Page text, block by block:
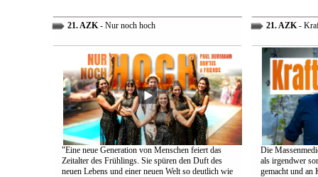
21. AZK- Nur noch hoch
"Eine neue Generation von Menschen feiert das
Zeitalter des Frühlings. Sie spüren den Duft des
neuen Lebens und einer neuen Welt so deutlich wie
21. AZK-
Die
als irgendwer
gemacht und an